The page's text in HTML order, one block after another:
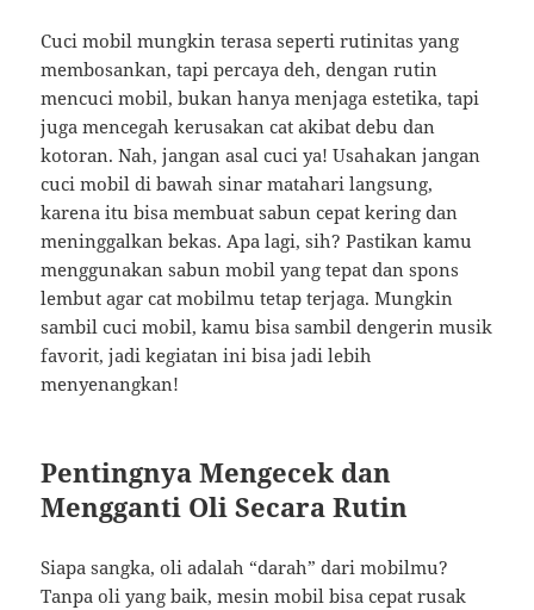
Cuci mobil mungkin terasa seperti rutinitas yang
membosankan, tapi percaya deh, dengan rutin
mencuci mobil, bukan hanya menjaga estetika, tapi
juga mencegah kerusakan cat akibat debu dan
kotoran. Nah, jangan asal cuci ya! Usahakan jangan
cuci mobil di bawah sinar matahari langsung,
karena itu bisa membuat sabun cepat kering dan
meninggalkan bekas. Apa lagi, sih? Pastikan kamu
menggunakan sabun mobil yang tepat dan spons
lembut agar cat mobilmu tetap terjaga. Mungkin
sambil cuci mobil, kamu bisa sambil dengerin musik
favorit, jadi kegiatan ini bisa jadi lebih
menyenangkan!
Pentingnya Mengecek dan
Mengganti Oli Secara Rutin
Siapa sangka, oli adalah “darah” dari mobilmu?
Tanpa oli yang baik, mesin mobil bisa cepat rusak